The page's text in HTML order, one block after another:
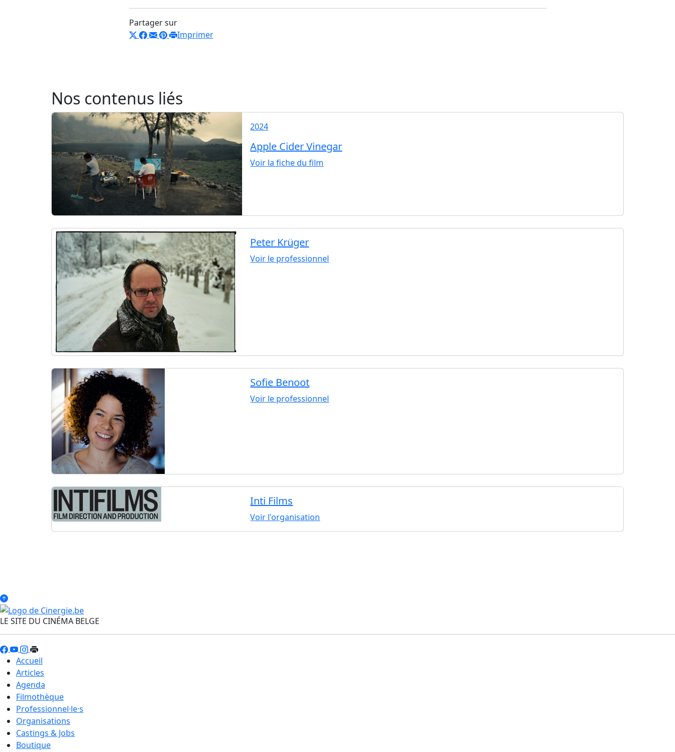
Partager sur
Imprimer
Nos contenus liés
2024
Apple Cider Vinegar
Voir la fiche du film
Peter Krüger
Voir le professionnel
Sofie Benoot
Voir le professionnel
Inti Films
Voir l'organisation
LE SITE DU CINÉMA BELGE
Accueil
Articles
Agenda
Filmothèque
Professionnel·le·s
Organisations
Castings & Jobs
Boutique